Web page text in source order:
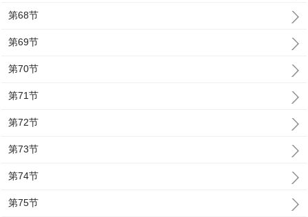
第68节
第69节
第70节
第71节
第72节
第73节
第74节
第75节